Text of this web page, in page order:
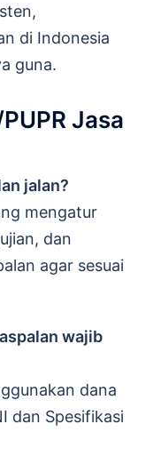
di Indonesia
guna.
Jasa
jalan?
mengatur
dan
agar sesuai
wajib
dana
dan Spesifikasi